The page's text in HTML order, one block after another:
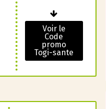
Voir le
Code
promo
Togi-sante